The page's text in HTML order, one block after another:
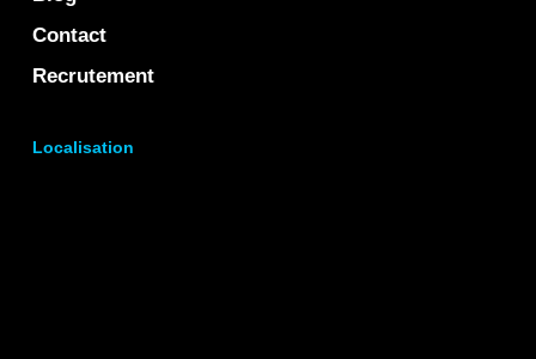
Contact
Recrutement
Localisation